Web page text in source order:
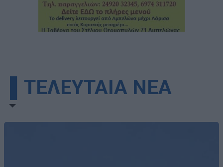
▌ΤΕΛΕΥΤΑΙΑ ΝΕΑ